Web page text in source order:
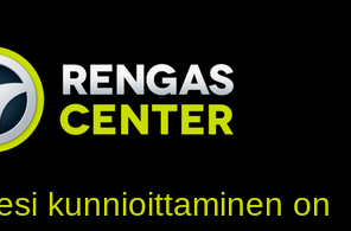
Jaa
Toimitusehdot
kunnioittaminen on